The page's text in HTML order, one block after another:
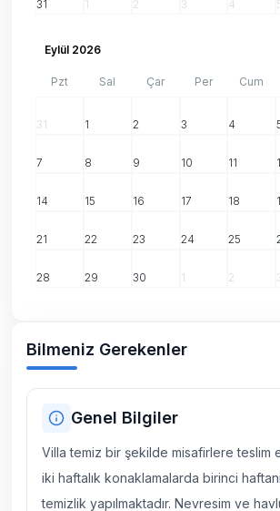
31 1 2 3 4
Eylül 2026
Pzt Sal Çar Per Cum
31 1 2 3 4
7 8 9 10 11
14 15 16 17 18
21 22 23 24 25
28 29 30 1 2
Bilmeniz Gerekenler
Genel Bilgiler
Villa temiz bir şekilde misafirlere teslim
iki haftalık konaklamalarda birinci
temizlik yapılmaktadır. Nevresim ve